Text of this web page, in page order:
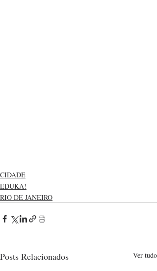
CIDADE
EDUKA!
RIO DE JANEIRO
Posts Relacionados Ver tudo